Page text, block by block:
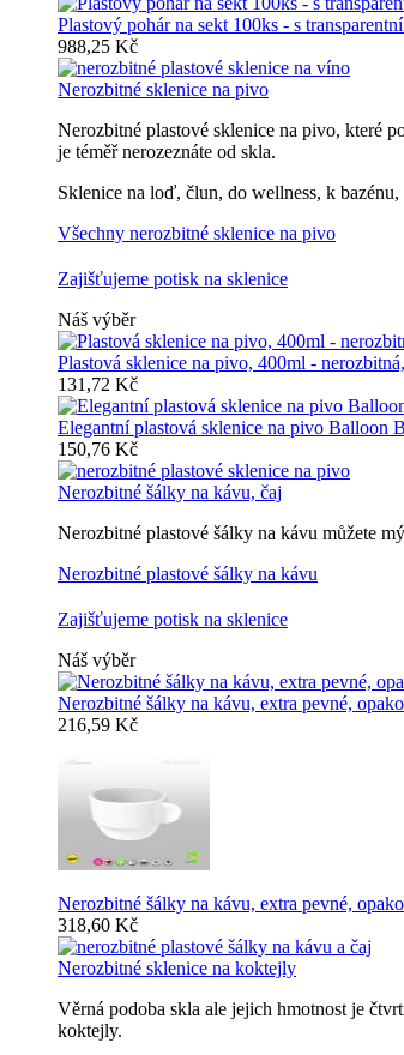
Plastový pohár na sekt 100ks - s
988,25 Kč
Nerozbitné sklenice na pivo
Nerozbitné plastové sklenice na pivo, které
je téměř nerozeznáte od skla.
Sklenice na loď, člun, do wellness, k
Všechny nerozbitné sklenice na pivo
Zajišťujeme potisk na sklenice
Náš výběr
Plastová sklenice na pivo, 400ml -
131,72 Kč
Elegantní plastová sklenice na pivo Balloon
150,76 Kč
Nerozbitné šálky na kávu, čaj
Nerozbitné plastové šálky na kávu můžete
Nerozbitné plastové šálky na kávu
Zajišťujeme potisk na sklenice
Náš výběr
Nerozbitné šálky na kávu, extra pevné,
216,59 Kč
Nerozbitné šálky na kávu, extra pevné,
318,60 Kč
Nerozbitné sklenice na koktejly
Věrná podoba skla ale jejich hmotnost je
koktejly.